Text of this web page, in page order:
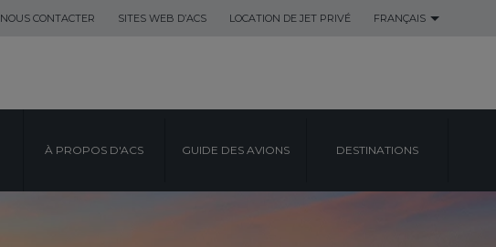
NOUS CONTACTER SITES WEB D’ACS LOCATION DE JET PRIVÉ FRANÇAIS
À PROPOS D'ACS GUIDE DES AVIONS DESTINATIONS